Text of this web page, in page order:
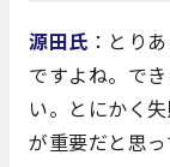
源田氏 ：とり
ですよね。で
い。とにかく
が重要だと思っ